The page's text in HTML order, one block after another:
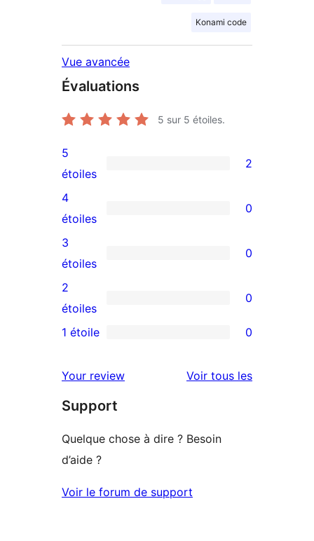
Konami code
Vue avancée
Évaluations
5 sur 5 étoiles.
2
avis
à
5
étoiles
5
étoiles
2
0
avis
à
4
étoile
4
étoiles
0
0
avis
à
3
3
étoiles
0
0
avis
2
2
étoiles
0
à
1
1 étoile 0
Your review Voir tous lesavis
Support
Quelque chose à dire ? Besoin
d’aide ?
Voir le forum de support